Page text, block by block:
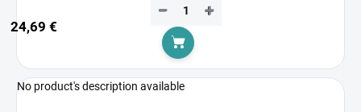
24,69 €
+
−
Add to cart
No product's description available